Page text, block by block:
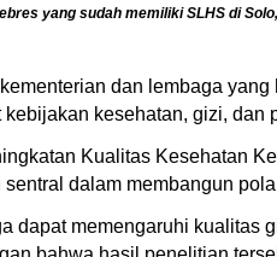
yang sudah memiliki SLHS di
dan lembaga
kesehatan, gizi, dan
Kualitas Kesehatan
dalam membangun
dapat memengaruhi